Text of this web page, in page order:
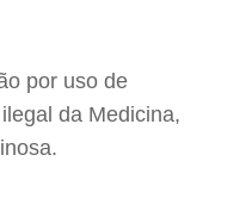
por uso de
da Medicina,